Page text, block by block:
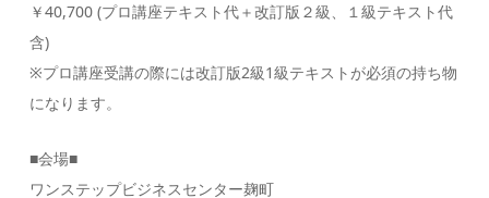
￥40,700 (プロ講座テキスト代＋改訂版２級、１級テキスト代
含)
※プロ講座受講の際には改訂版2級1級テキストが必須の持ち物
になります。
■会場■
ワンステップビジネスセンター麹町